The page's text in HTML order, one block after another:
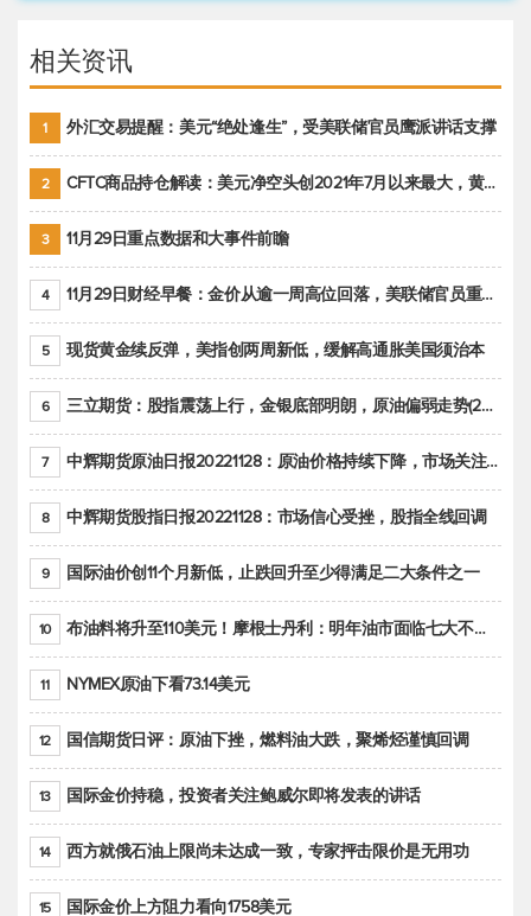
相关资讯
1 外汇交易提醒：美元“绝处逢生”，受美联储官员鹰派讲话支撑
2 CFTC商品持仓解读：美元净空头创2021年7月以来最大，黄金期货投机性净多头头寸减少
3 11月29日重点数据和大事件前瞻
4 11月29日财经早餐：金价从逾一周高位回落，美联储官员重申鹰派立场推动美元回升
5 现货黄金续反弹，美指创两周新低，缓解高通胀美国须治本
6 三立期货：股指震荡上行，金银底部明朗，原油偏弱走势(20221128收评)
7 中辉期货原油日报20221128：原油价格持续下降，市场关注OPEC+新一轮产能政策
8 中辉期货股指日报20221128：市场信心受挫，股指全线回调
9 国际油价创11个月新低，止跌回升至少得满足二大条件之一
10 布油料将升至110美元！摩根士丹利：明年油市面临七大不确定性
11 NYMEX原油下看73.14美元
12 国信期货日评：原油下挫，燃料油大跌，聚烯烃谨慎回调
13 国际金价持稳，投资者关注鲍威尔即将发表的讲话
14 西方就俄石油上限尚未达成一致，专家抨击限价是无用功
15 国际金价上方阻力看向1758美元